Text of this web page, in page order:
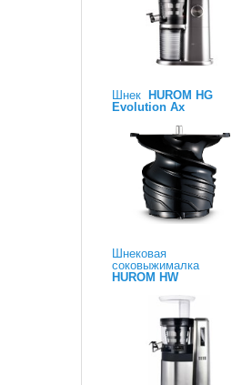
Шнек HUROM HG
Evolution Ax
Шнековая
соковыжималка
HUROM HW